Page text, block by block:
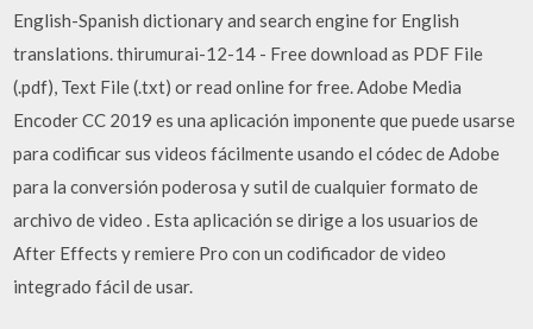
English-Spanish dictionary and search engine for English
translations. thirumurai-12-14 - Free download as PDF File
(.pdf), Text File (.txt) or read online for free. Adobe Media
Encoder CC 2019 es una aplicación imponente que puede usarse
para codificar sus videos fácilmente usando el códec de Adobe
para la conversión poderosa y sutil de cualquier formato de
archivo de video . Esta aplicación se dirige a los usuarios de
After Effects y remiere Pro con un codificador de video
integrado fácil de usar.